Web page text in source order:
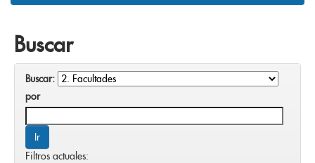
Buscar
Buscar:
por
Filtros actuales: